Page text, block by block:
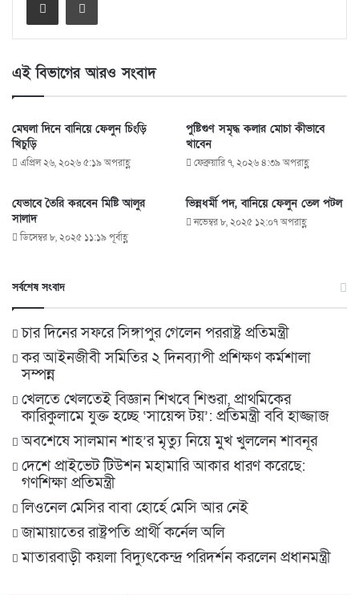
এই বিভাগের আরও সংবাদ
মেঘলা দিনে বানিয়ে ফেলুন চিংড়ি
খিচুড়ি
এপ্রিল ২৬, ২০২৬ ৫:১৯ অপরাহ্ণ
পুষ্টিগুণ সমৃদ্ধ কলার মোচা কীভাবে
খাবেন
ফেব্রুয়ারি ৭, ২০২৬ ৪:৩৯ অপরাহ্ণ
যেভাবে তৈরি করবেন মিষ্টি আলুর
সালাদ
ডিসেম্বর ৮, ২০২৫ ১১:১৯ পূর্বাহ্ণ
ভিন্নধর্মী পদ, বানিয়ে ফেলুন তেল পটল
নভেম্বর ৮, ২০২৫ ১২:০৭ অপরাহ্ণ
সর্বশেষ সংবাদ
চার দিনের সফরে সিঙ্গাপুর গেলেন পররাষ্ট্র প্রতিমন্ত্রী
কর আইনজীবী সমিতির ২ দিনব্যাপী প্রশিক্ষণ কর্মশালা
সম্পন্ন
খেলতে খেলতেই বিজ্ঞান শিখবে শিশুরা, প্রাথমিকের
কারিকুলামে যুক্ত হচ্ছে ‘সায়েন্স টয়’: প্রতিমন্ত্রী ববি হাজ্জাজ
অবশেষে সালমান শাহ’র মৃত্যু নিয়ে মুখ খুললেন শাবনূর
দেশে প্রাইভেট টিউশন মহামারি আকার ধারণ করেছে:
গণশিক্ষা প্রতিমন্ত্রী
লিওনেল মেসির বাবা হোর্হে মেসি আর নেই
জামায়াতের রাষ্ট্রপতি প্রার্থী কর্নেল অলি
মাতারবাড়ী কয়লা বিদ্যুৎকেন্দ্র পরিদর্শন করলেন প্রধানমন্ত্রী